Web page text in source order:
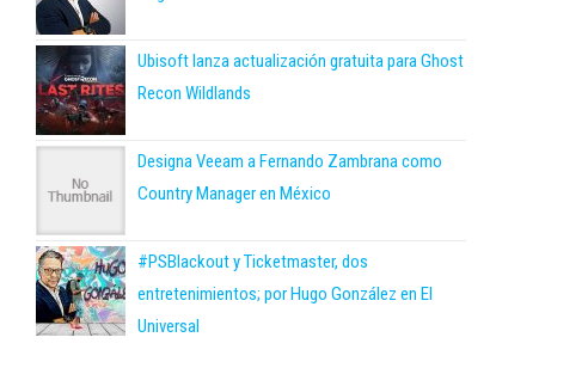
Ubisoft lanza actualización gratuita para Ghost
Recon Wildlands
Designa Veeam a Fernando Zambrana como
Country Manager en México
#PSBlackout y Ticketmaster, dos
entretenimientos; por Hugo González en El
Universal